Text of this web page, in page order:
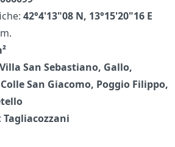
42°4'13"08 N, 13°15'20"16 E
San Sebastiano, Gallo,
San Giacomo, Poggio Filippo,
Tagliacozzani